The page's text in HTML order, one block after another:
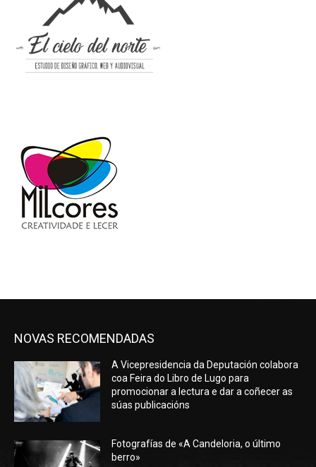
NOVAS RECOMENDADAS
A Vicepresidencia da Deputación colabora
coa Feira do Libro de Lugo para
promocionar a lectura e dar a coñecer as
súas publicacións
Fotografías de «A Candeloria, o último
berro»